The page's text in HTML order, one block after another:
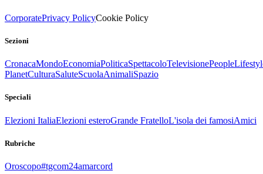
CorporatePrivacy PolicyCookie Policy
Sezioni
CronacaMondoEconomiaPoliticaSpettacoloTelevisionePeople
PlanetCulturaSaluteScuolaAnimaliSpazio
Speciali
Elezioni ItaliaElezioni esteroGrande FratelloL'isola dei famosiAmici
Rubriche
Oroscopo#tgcom24amarcord